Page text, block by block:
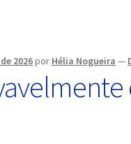
2026por Hélia Nogueira —